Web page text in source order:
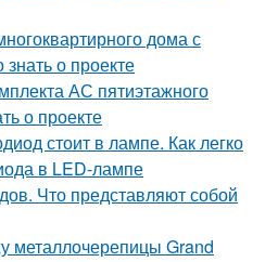
дома с
о проекте
АС пятиэтажного
о проекте
стоит в лампе. Как легко
в LED-лампе
Что представляют собой
металлочерепицы Grand